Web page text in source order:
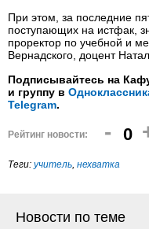
При этом, за последние
поступающих на истфак,
проректор по учебной и
Вернадского, доцент
Подписывайтесь на
и группу в
Telegram.
Рейтинг новости: - 0
Теги: учитель, нехватка
Новости по теме